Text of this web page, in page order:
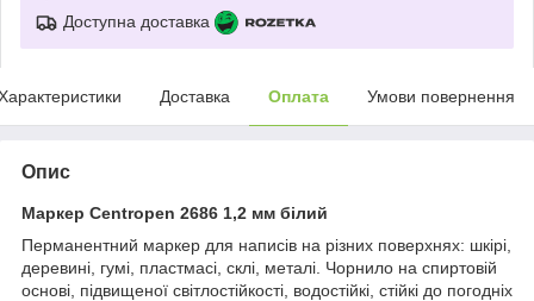
Доступна доставка
Доставка Оплата Умови повернення
Опис
Маркер Centropen 2686 1,2 мм білий
Перманентний маркер для написів на різних поверхнях: шкірі,
деревині, гумі, пластмасі, склі, металі. Чорнило на спиртовій
основі, підвищеної світлостійкості, водостійкі, стійкі до погодніх